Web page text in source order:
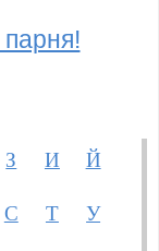
З И
Й
С Т
У